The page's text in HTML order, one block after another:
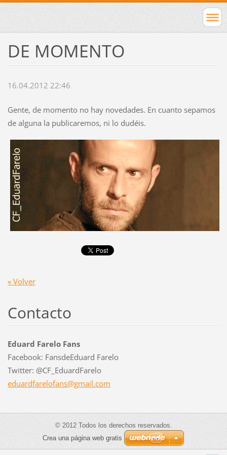
DE MOMENTO
16.04.2012 22:46
Gente, de momento no hay novedades. En cuanto sepamos
de alguna la publicaremos, ni lo dudéis.
« Volver
Contacto
Eduard Farelo Fans
Facebook: FansdeEduard Farelo
Twitter: @CF_EduardFarelo
eduardfarelofans@gmail.com
© 2012 Todos los derechos reservados.
Crea una página web gratis